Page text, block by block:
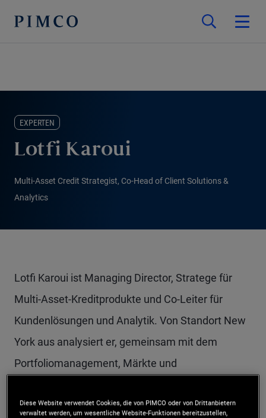
EXPERTEN
Lotfi Karoui
Multi-Asset Credit Strategist, Co-Head of Client Solutions &
Analytics
Lotfi Karoui ist Managing Director, Stratege für
Multi-Asset-Kreditprodukte und Co-Leiter für
Kundenlösungen und Analytik. Von Standort New
York aus analysiert er, gemeinsam mit dem
Portfoliomanagement, Märkte und
strategischen Einschätzungen zu öffentlichen und
Diese Website verwendet Cookies, die von PIMCO oder von Drittanbietern
verwaltet werden, um wesentliche Website-Funktionen bereitzustellen,